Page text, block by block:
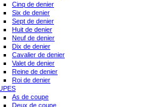
Cinq de denier
Six de denier
Sept de denier
Huit de denier
Neuf de denier
Dix de denier
Cavalier de denier
Valet de denier
Reine de denier
Roi de denier
As de coupe
Deux de coupe